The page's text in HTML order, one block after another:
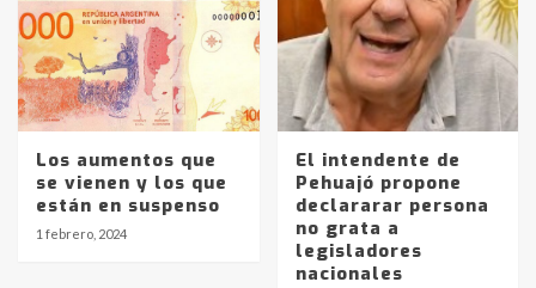
Los aumentos que
se vienen y los que
están en suspenso
1 febrero, 2024
El intendente de
Pehuajó propone
declararar persona
no grata a
legisladores
nacionales
4
Los precios de los combustibles en
La Pampa, desde YPF hasta Axion
entre 857 a 1338 pesos
La Bolsa de Cereales de Bahía
Blanca anticipa que Agosto vendrá
con lluvias y heladas, en gran parte